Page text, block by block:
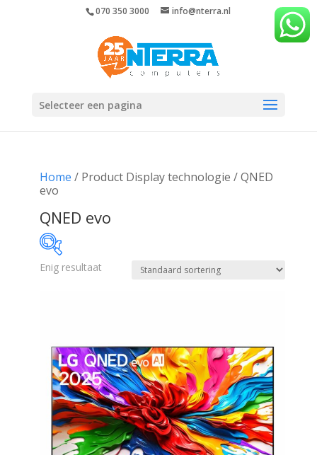
070 350 3000 info@nterra.nl
Selecteer een pagina
Home / Product Display technologie / QNED
evo
QNED evo
Enig resultaat